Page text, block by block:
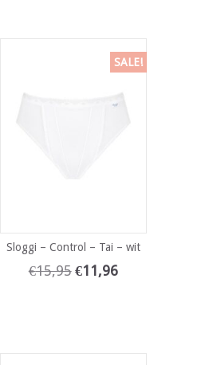
SALE!
Sloggi – Control – Tai – wit
€15,95 €11,96